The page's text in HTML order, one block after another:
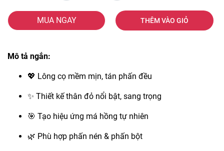
MUA NGAY THÊM VÀO GIỎ
Mô tả ngắn:
💖 Lông cọ mềm mịn, tán phấn đều
✨ Thiết kế thân đỏ nổi bật, sang trọng
🎯 Tạo hiệu ứng má hồng tự nhiên
🌿 Phù hợp phấn nén & phấn bột